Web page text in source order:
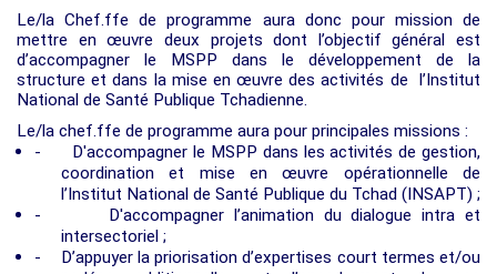
Le/la Chef.ffe de programme aura donc pour mission de
mettre en œuvre deux projets dont l’objectif général est
d’accompagner le MSPP dans le développement de la
structure et dans la mise en œuvre des activités de l’Institut
National de Santé Publique Tchadienne.
Le/la chef.ffe de programme aura pour principales missions :
-
D'accompagner le MSPP dans les activités de gestion,
coordination et mise en œuvre opérationnelle de
l’Institut National de Santé Publique du Tchad (INSAPT) ;
-
D'accompagner l’animation du dialogue intra et
intersectoriel ;
-
D’appuyer la priorisation d’expertises court termes et/ou